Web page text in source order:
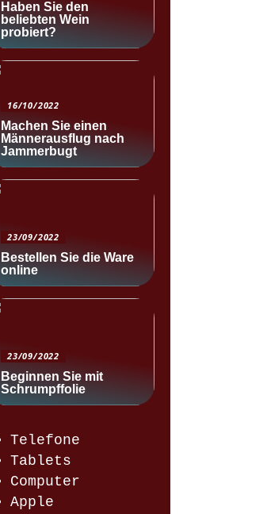
Haben Sie den
beliebten Wein
probiert?
16/10/2022
Machen Sie einen
Männerausflug nach
Jammerbugt
23/09/2022
Bestellen Sie die Ware
online
23/09/2022
Beginnen Sie mit
Schrumpffolie
Telefone
Tablets
Computer
Apple